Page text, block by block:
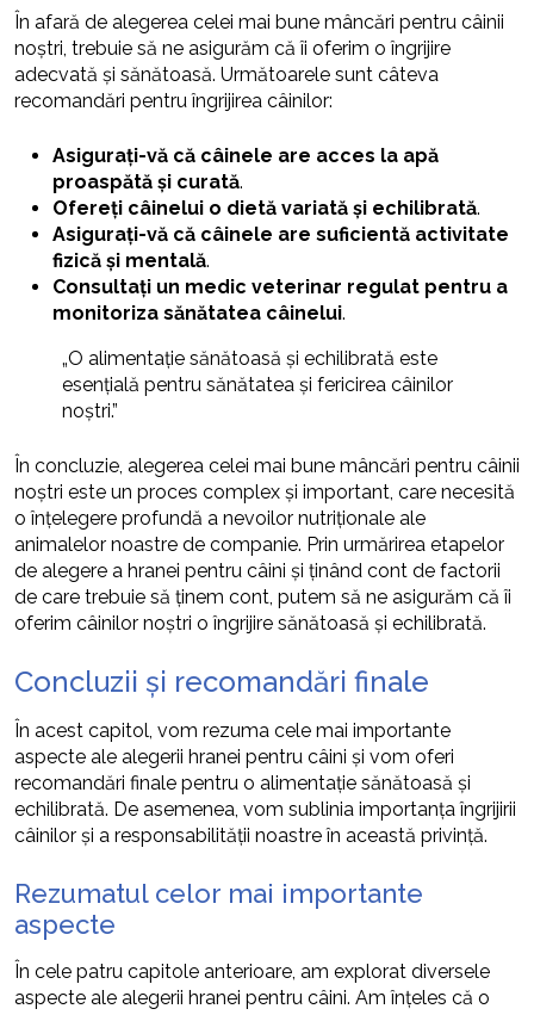
În afară de alegerea celei mai bune mâncări pentru câinii
noștri, trebuie să ne asigurăm că îi oferim o îngrijire
adecvată și sănătoasă. Următoarele sunt câteva
recomandări pentru îngrijirea câinilor:
Asigurați-vă că câinele are acces la apă
proaspătă și curată.
Ofereți câinelui o dietă variată și echilibrată.
Asigurați-vă că câinele are suficientă activitate
fizică și mentală.
Consultați un medic veterinar regulat pentru a
monitoriza sănătatea câinelui.
„O alimentație sănătoasă și echilibrată este
esențială pentru sănătatea și fericirea câinilor
noștri.”
În concluzie, alegerea celei mai bune mâncări pentru câinii
noștri este un proces complex și important, care necesită
o înțelegere profundă a nevoilor nutriționale ale
animalelor noastre de companie. Prin urmărirea etapelor
de alegere a hranei pentru câini și ținând cont de factorii
de care trebuie să ținem cont, putem să ne asigurăm că îi
oferim câinilor noștri o îngrijire sănătoasă și echilibrată.
Concluzii și recomandări finale
În acest capitol, vom rezuma cele mai importante
aspecte ale alegerii hranei pentru câini și vom oferi
recomandări finale pentru o alimentație sănătoasă și
echilibrată. De asemenea, vom sublinia importanța îngrijirii
câinilor și a responsabilității noastre în această privință.
Rezumatul celor mai importante
aspecte
În cele patru capitole anterioare, am explorat diversele
aspecte ale alegerii hranei pentru câini. Am înțeles că o